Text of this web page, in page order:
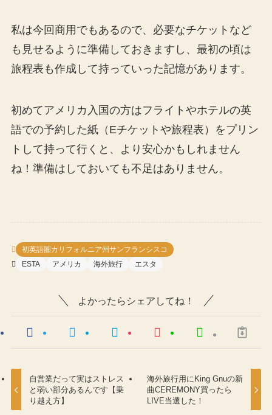
私は今回商用でもあるので、必要なチケットなど
も見せるように準備しておきますし、最初の頃は
旅程表も作成して持っていった記憶があります。
初めてアメリカ入国の方はフライトやホテルの英
語での予約した紙（Eチケットや旅程表）をプリン
トして持って行くと、より安心かもしれません
ね！準備はしておいても不足はありません。
初英語圏カリフォルニア州サンフランシスコ
ESTA
アメリカ 海外旅行 エスタ
よかったらシェアしてね！
自営業だって実はストレス
と弱い部分あるんです【乗
り越え方】
海外旅行用にKing Gnuの新
曲CEREMONY買ったら
LIVE当選した！